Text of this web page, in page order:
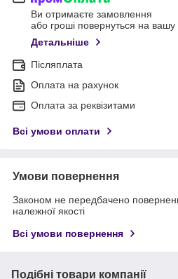
Ви отримаєте замовлення
або гроші повернуться на вашу
Детальніше
Післяплата
Оплата на рахунок
Оплата за реквізитами
Всі умови оплати
Умови повернення
Законом не передбачено
належної якості
Всі умови повернення
Подібні товари компанії